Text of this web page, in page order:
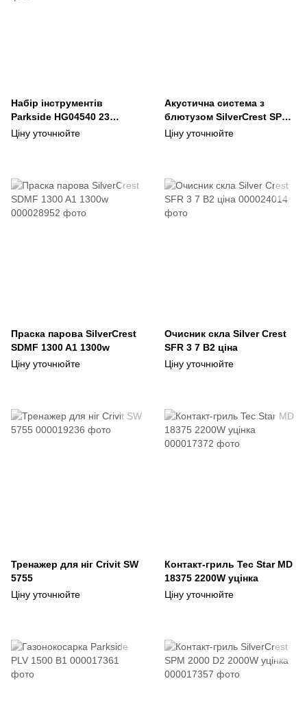
Набір інструментів
Parkside HG04540 23
предмети уцінка
Ціну уточнюйте
Акустична система з
блютузом SilverCrest SPSS
125 A1
Ціну уточнюйте
Праска парова SilverCrest
SDMF 1300 A1 1300w
Ціну уточнюйте
Очисник скла Silver Crest
SFR 3 7 B2 ціна
Ціну уточнюйте
Тренажер для ніг Crivit SW
5755
Ціну уточнюйте
Контакт-гриль Tec Star MD
18375 2200W уцінка
Ціну уточнюйте